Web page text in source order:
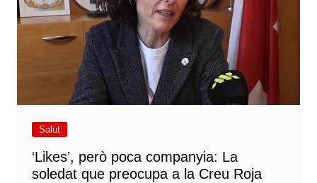
Salut
‘Likes’, però poca companyia: La
soledat que preocupa a la Creu Roja